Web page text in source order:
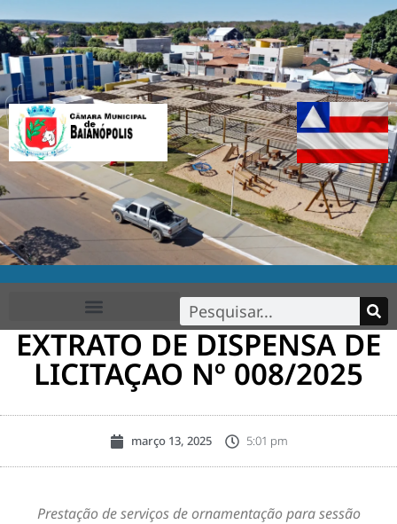
EXTRATO DE DISPENSA DE
LICITAÇAO Nº 008/2025
março 13, 2025 5:01 pm
Prestação de serviços de ornamentação para sessão